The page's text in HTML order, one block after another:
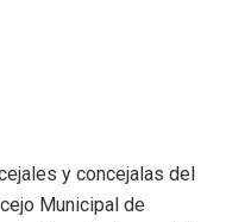
y concejalas del
Municipal de